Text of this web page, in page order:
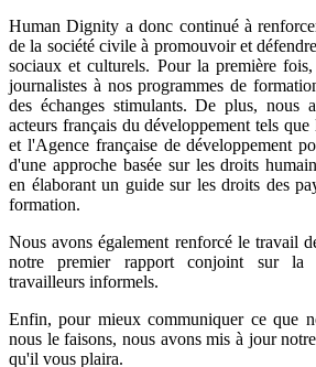
Human Dignity a donc continué à
de la société civile à promouvoir et
sociaux et culturels. Pour la première
journalistes à nos programmes de
des échanges stimulants. De plus, nous
acteurs français du développement tels
et l'Agence française de développement
d'une approche basée sur les droits
en élaborant un guide sur les droits des
formation.
Nous avons également renforcé le travail
notre premier rapport conjoint sur la
travailleurs informels.
Enfin, pour mieux communiquer ce que
nous le faisons, nous avons mis à jour
qu'il vous plaira.